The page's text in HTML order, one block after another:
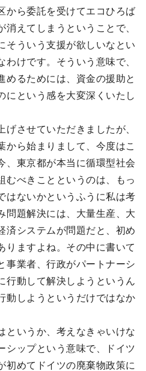
から委託を受けてエコひろば
えてしまうということで、
そういう支援が欲しいなとい
わけです。そういう意味で、
めるためには、資金の援助と
にという感を大変深くいたし
させていただきましたが、
から始まりまして、今度はこ
、東京都が本当に循環型社会
むべきことというのは、もっ
はないかというふうに私は考
問題解決には、大量生産、大
済システムが問題だと、初め
りますよね。その中に書いて
事業者、行政がパートナーシ
行動して解決しようというん
動しようというだけではなか
いうか、考えなきゃいけな
シップという意味で、ドイツ
初めてドイツの廃棄物政策に